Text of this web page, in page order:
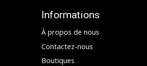
Informations
À propos de nous
Contactez-nous
Boutiques